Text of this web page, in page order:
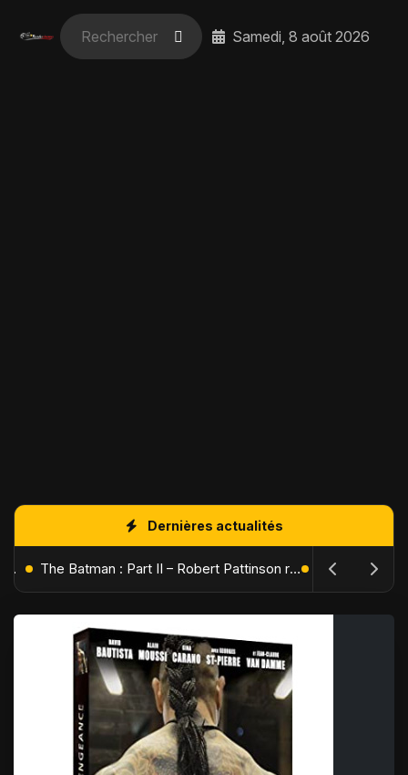
Samedi, 8 août 2026
Dernières actualités
L'Âge de Glace : Le Réveil du Volcan – Manny, Sid et Diego de retour pour une aventure explosive The Batman : Part II – Robert Pattinson replonge dans les ténèbres de Gotham dès octobre 2027